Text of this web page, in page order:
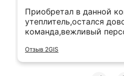
Приобретал в данной
утеплитель,остался
команда,вежливый
Отзыв 2GIS